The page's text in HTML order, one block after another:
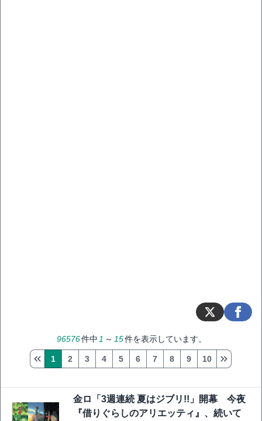
96576件中 1 ～ 15件を表示しています。
1 2 3 4 5 6 7 8 9 10
金ロ「3週連続 夏はジブリ!!」開幕 今夜
『借りぐらしのアリエッティ』、続いて